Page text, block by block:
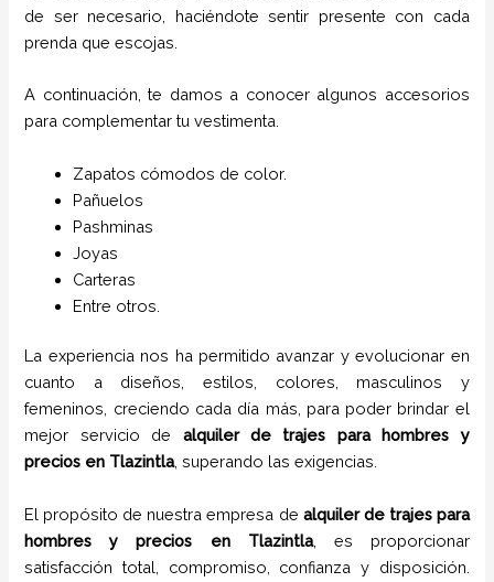
de ser necesario, haciéndote sentir presente con cada
prenda que escojas.
A continuación, te damos a conocer algunos accesorios
para complementar tu vestimenta.
Zapatos cómodos de color.
Pañuelos
Pashminas
Joyas
Carteras
Entre otros.
La experiencia nos ha permitido avanzar y evolucionar en
cuanto a diseños, estilos, colores, masculinos y
femeninos, creciendo cada día más, para poder brindar el
mejor servicio de alquiler de trajes para hombres y
precios en Tlazintla, superando las exigencias.
El propósito de nuestra empresa de alquiler de trajes para
hombres y precios en
Tlazintla, es proporcionar
satisfacción total, compromiso, confianza y disposición.